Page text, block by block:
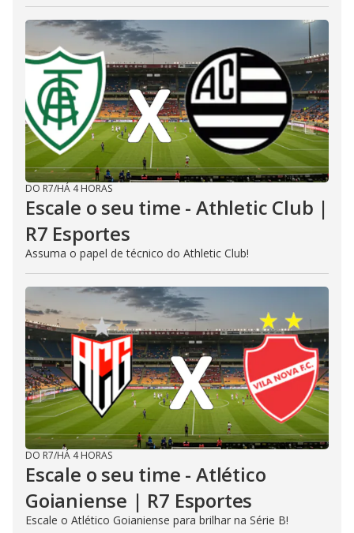
DO R7/HÁ 4 HORAS
Escale o seu time - Athletic Club |
R7 Esportes
Assuma o papel de técnico do Athletic Club!
DO R7/HÁ 4 HORAS
Escale o seu time - Atlético
Goianiense | R7 Esportes
Escale o Atlético Goianiense para brilhar na Série B!